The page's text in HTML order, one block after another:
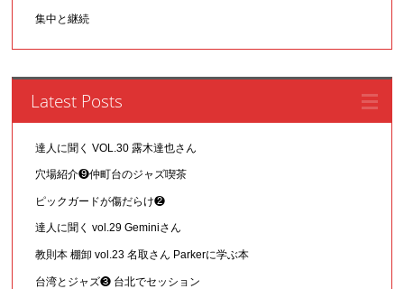
集中と継続
Latest Posts
達人に聞く VOL.30 露木達也さん
穴場紹介❾仲町台のジャズ喫茶
ピックガードが傷だらけ❷
達人に聞く vol.29 Geminiさん
教則本 棚卸 vol.23 名取さん Parkerに学ぶ本
台湾とジャズ❸ 台北でセッション